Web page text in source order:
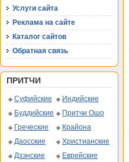
Услуги сайта
Реклама на сайте
Каталог сайтов
Обратная связь
ПРИТЧИ
Суфийские
Индийские
Буддийские
Притчи Ошо
Греческие
Крайона
Даосские
Христианские
Дзэнские
Еврейские